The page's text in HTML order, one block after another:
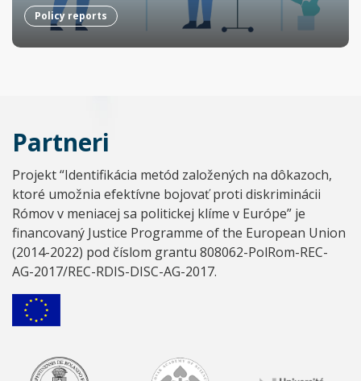
Policy reports
Partneri
Projekt “Identifikácia metód založených na dôkazoch,
ktoré umožnia efektívne bojovať proti diskriminácii
Rómov v meniacej sa politickej klíme v Európe” je
financovaný Justice Programme of the European Union
(2014-2022) pod číslom grantu 808062-PolRom-REC-
AG-2017/REC-RDIS-DISC-AG-2017.